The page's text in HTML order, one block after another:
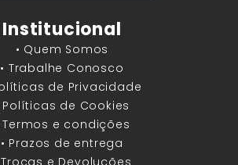
Institucional
• Quem Somos
• Trabalhe Conosco
de Privacidade
Políticas de Cookies
Termos e condições
• Prazos de entrega
Trocas e Devoluções